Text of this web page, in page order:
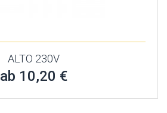
ALTO 230V
ab 10,20 €